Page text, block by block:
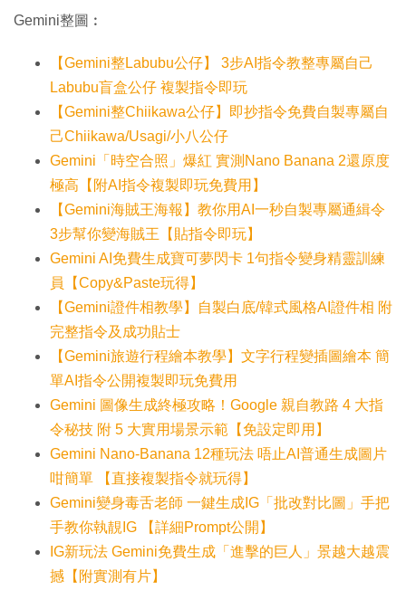
Gemini整圖︰
【Gemini整Labubu公仔】 3步AI指令教整專屬自己
Labubu盲盒公仔 複製指令即玩
【Gemini整Chiikawa公仔】即抄指令免費自製專屬自
己Chiikawa/Usagi/小八公仔
Gemini「時空合照」爆紅 實測Nano Banana 2還原度
極高【附AI指令複製即玩免費用】
【Gemini海賊王海報】教你用AI一秒自製專屬通緝令
3步幫你變海賊王【貼指令即玩】
Gemini AI免費生成寶可夢閃卡 1句指令變身精靈訓練
員【Copy&Paste玩得】
【Gemini證件相教學】自製白底/韓式風格AI證件相 附
完整指令及成功貼士
【Gemini旅遊行程繪本教學】文字行程變插圖繪本 簡
單AI指令公開複製即玩免費用
Gemini 圖像生成終極攻略！Google 親自教路 4 大指
令秘技 附 5 大實用場景示範【免設定即用】
Gemini Nano-Banana 12種玩法 唔止AI普通生成圖片
咁簡單 【直接複製指令就玩得】
Gemini變身毒舌老師 一鍵生成IG「批改對比圖」手把
手教你執靚IG 【詳細Prompt公開】
IG新玩法 Gemini免費生成「進擊的巨人」景越大越震
撼【附實測有片】